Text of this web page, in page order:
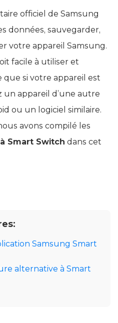
officiel de Samsung
données, sauvegarder,
votre appareil Samsung.
facile à utiliser et
si votre appareil est
un appareil d’une autre
ou un logiciel similaire.
avons compilé les
Smart Switch dans cet
Samsung Smart
alternative à Smart